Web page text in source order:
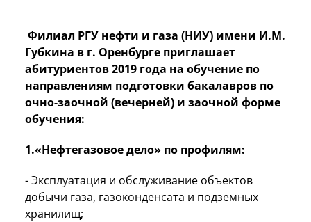
Филиал РГУ нефти и газа (НИУ) имени И.М.
Губкина в г. Оренбурге приглашает
абитуриентов 2019 года на обучение по
направлениям подготовки бакалавров по
очно-заочной (вечерней) и заочной форме
обучения:
1.«Нефтегазовое дело» по профилям:
- Эксплуатация и обслуживание объектов
добычи газа, газоконденсата и подземных
хранилищ;